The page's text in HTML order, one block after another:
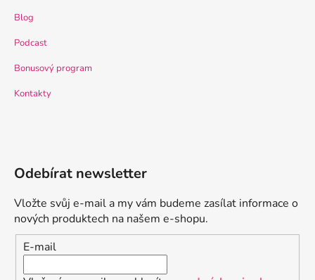
Blog
Podcast
Bonusový program
Kontakty
Odebírat newsletter
Vložte svůj e-mail a my vám budeme zasílat informace o
nových produktech na našem e-shopu.
E-mail